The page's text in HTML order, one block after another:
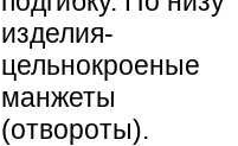
изделия-
цельнокроеные
манжеты
(отвороты).